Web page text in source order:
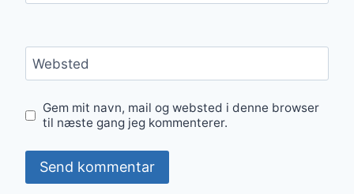
Websted
Gem mit navn, mail og websted i denne browser
til næste gang jeg kommenterer.